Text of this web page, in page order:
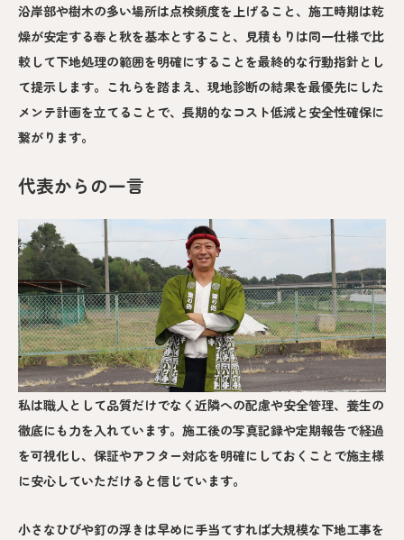
沿岸部や樹木の多い場所は点検頻度を上げること、施工時期は乾
燥が安定する春と秋を基本とすること、見積もりは同一仕様で比
較して下地処理の範囲を明確にすることを最終的な行動指針とし
て提示します。これらを踏まえ、現地診断の結果を最優先にした
メンテ計画を立てることで、長期的なコスト低減と安全性確保に
繋がります。
代表からの一言
私は職人として品質だけでなく近隣への配慮や安全管理、養生の
徹底にも力を入れています。施工後の写真記録や定期報告で経過
を可視化し、保証やアフター対応を明確にしておくことで施主様
に安心していただけると信じています。
小さなひびや釘の浮きは早めに手当てすれば大規模な下地工事を